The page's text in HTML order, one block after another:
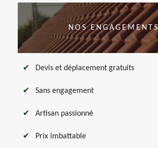
NOS ENGAGEMENTS
Devis et déplacement gratuits
Sans engagement
Artisan passionné
Prix imbattable